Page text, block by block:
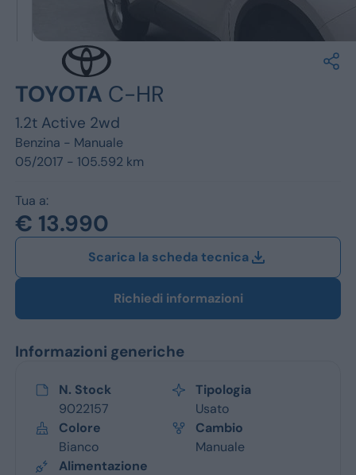
Renault
TOYOTA C-HR
1.2t Active 2wd
Benzina - Manuale
05/2017 - 105.592 km
Tua a:
€ 13.990
Scarica la scheda tecnica
Richiedi informazioni
Informazioni generiche
N. Stock
9022157
Tipologia
Usato
Colore
Bianco
Cambio
Manuale
Alimentazione